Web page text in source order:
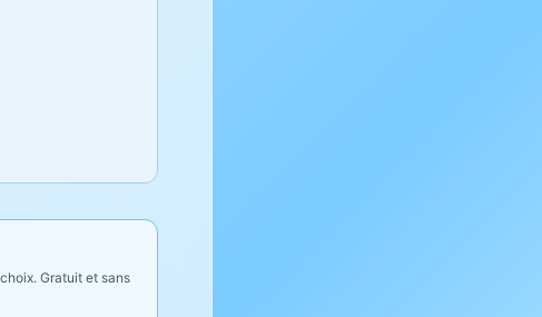
Gratuit et sans